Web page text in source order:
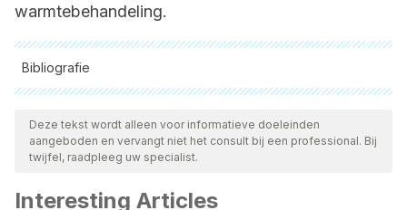
warmtebehandeling.
Bibliografie
Alle aangehaalde bronnen zijn grondig gecontroleerd door
ons team om hun kwaliteit, betrouwbaarheid, actualiteit en
geldigheid te waarborgen. De bibliografie van dit artikel werd
Cómo elegir verduras y frutas. (n.d.). Retrieved from
Deze tekst wordt alleen voor informatieve doeleinden
aangeboden en vervangt niet het consult bij een professional. Bij
twijfel, raadpleeg uw specialist.
Interesting Articles